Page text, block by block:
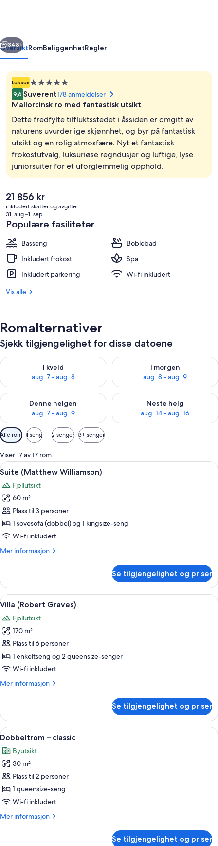
Luftbilde
Neste
348+
OversiktRomBeliggenhetRegler
LuksusOvernattingssted
med
5.0
9,6 Suverent178 anmeldelser
Mallorcinsk ro med fantastisk utsikt
Dette fredfylte tilfluktsstedet i åssiden er omgitt av
naturens uvurderlige skjønnhet, og byr på fantastisk
utsikt og en rolig atmosfære. Nyt et fantastisk
frokostutvalg, luksuriøse regndusjer og luftige, lyse
juniorsuiter for et uforglemmelig opphold.
Den
nåværende
prisen
er
21 856 kr
21 856 kr
inkludert skatter og avgifter
31. aug.–1. sep.
Populære fasiliteter
Basseng
Boblebad
Inkludert frokost
Spa
Inkludert parkering
Wi-fi inkludert
Vis alle
Romalternativer
Sjekk tilgjengelighet for disse datoene
I kveld
aug. 7 - aug. 8
Sjekk tilgjengelighet for i kveld, aug. 7 - aug. 8
I morgen
aug. 8 - aug. 9
Sjekk tilgjengelighet for i
Denne helgen
aug. 7 - aug. 9
Sjekk tilgjengelighet for denne helgen, aug. 7 - aug. 9
Neste helg
aug. 14 - aug. 16
Sjekk tilgjengelighet for neste
Tilgjengelige
filtre
for
rom
Alle rom 1 seng 2 senger 3+ senger
Viser 17 av 17 rom
Åpne
alle
bildene
av
Suite
(Matthew
Williamson)
Suite (Matthew Williamson) |
27
Suite (Matthew Williamson)
Fjellutsikt
60 m²
Plass til 3 personer
1 sovesofa (dobbel) og 1 kingsize-seng
Wi-fi inkludert
Mer informasjon
Mer
(Matthew
Williamson)
Se tilgjengelighet og priser
Åpne
alle
bildene
av
Villa
(Robert
Graves)
Villa (Robert Graves) | Sengetøy av
29
Villa (Robert Graves)
Fjellutsikt
170 m²
Plass til 6 personer
1 enkeltseng og 2 queensize-senger
Wi-fi inkludert
Mer informasjon
Mer
(Robert
Graves)
Se tilgjengelighet og priser
Åpne
alle
bildene
av
Dobbeltrom
–
classic
Dobbeltrom – classic | Sengetøy av
19
Dobbeltrom – classic
Byutsikt
30 m²
Plass til 2 personer
1 queensize-seng
Wi-fi inkludert
Mer informasjon
Mer
Se tilgjengelighet og priser